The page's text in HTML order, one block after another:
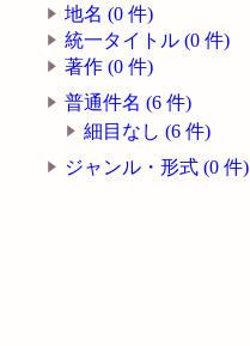
地名 (0 件)
統一タイトル (0 件)
著作 (0 件)
普通件名 (6 件)
細目なし (6 件)
ジャンル・形式 (0 件)